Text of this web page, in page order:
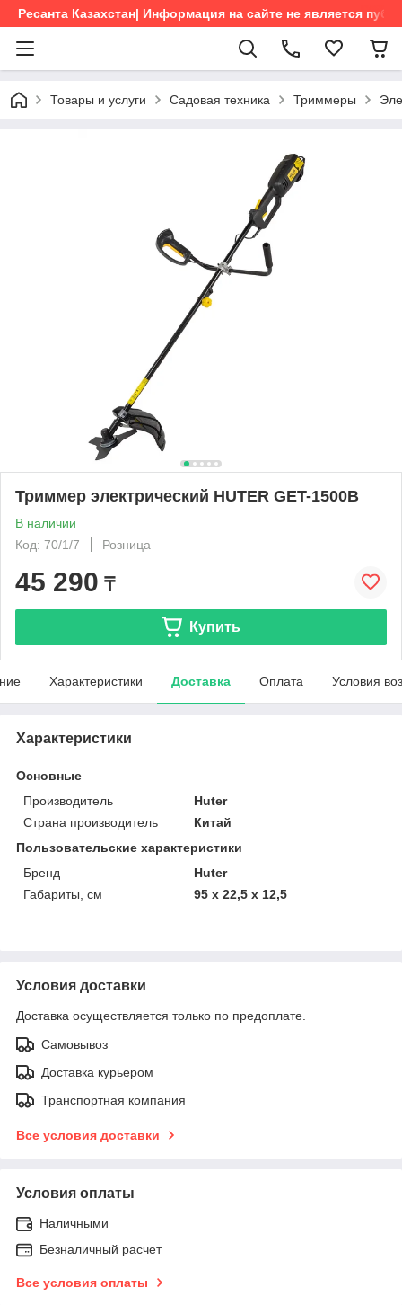
Ресанта Казахстан| Информация на сайте не является
Товары и услуги Садовая техника Триммеры
Триммер электрический HUTER GET-1500B
В наличии
Код: 70/1/7
Розница
45 290 ₸
Купить
Характеристики Доставка Оплата Условия
Характеристики
Основные
Производитель
Huter
Страна производитель
Китай
Пользовательские характеристики
Бренд
Huter
Габариты, см
95 х 22,5 х 12,5
Условия доставки
Доставка осуществляется только по предоплате.
Самовывоз
Доставка курьером
Транспортная компания
Все условия доставки
Условия оплаты
Наличными
Безналичный расчет
Все условия оплаты